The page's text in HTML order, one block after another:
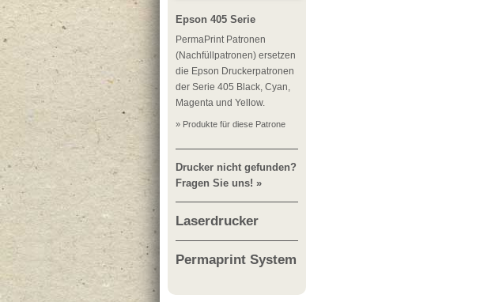
Epson 405 Serie
PermaPrint Patronen
(Nachfüllpatronen) ersetzen
die Epson Druckerpatronen
der Serie 405 Black, Cyan,
Magenta und Yellow.
» Produkte für diese Patrone
Drucker nicht gefunden?
Fragen Sie uns! »
Laserdrucker
Permaprint System